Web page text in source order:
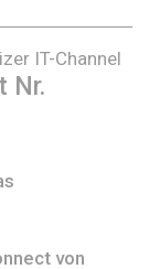
IT-Channel
Nr.
von